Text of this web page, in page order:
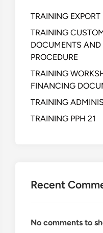
TRAINING EXPORT
TRAINING
DOCUMENTS AND
PROCEDURE
TRAINING
FINANCING
TRAINING
TRAINING PPH 21
Recent
No comments to